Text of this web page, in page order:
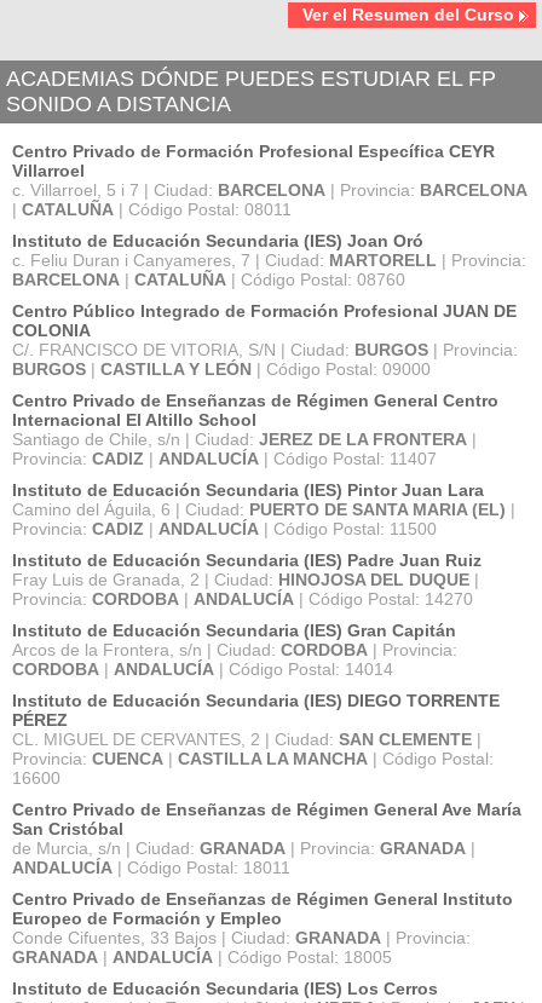
Ver el Resumen del Curso
ACADEMIAS DÓNDE PUEDES ESTUDIAR EL FP
SONIDO A DISTANCIA
Centro Privado de Formación Profesional Específica CEYR
Villarroel
c. Villarroel, 5 i 7 | Ciudad: BARCELONA | Provincia: BARCELONA
| CATALUÑA | Código Postal: 08011
Instituto de Educación Secundaria (IES) Joan Oró
c. Feliu Duran i Canyameres, 7 | Ciudad: MARTORELL | Provincia:
BARCELONA | CATALUÑA | Código Postal: 08760
Centro Público Integrado de Formación Profesional JUAN DE
COLONIA
C/. FRANCISCO DE VITORIA, S/N | Ciudad: BURGOS | Provincia:
BURGOS | CASTILLA Y LEÓN | Código Postal: 09000
Centro Privado de Enseñanzas de Régimen General Centro
Internacional El Altillo School
Santiago de Chile, s/n | Ciudad: JEREZ DE LA FRONTERA |
Provincia: CADIZ | ANDALUCÍA | Código Postal: 11407
Instituto de Educación Secundaria (IES) Pintor Juan Lara
Camino del Águila, 6 | Ciudad: PUERTO DE SANTA MARIA (EL) |
Provincia: CADIZ | ANDALUCÍA | Código Postal: 11500
Instituto de Educación Secundaria (IES) Padre Juan Ruiz
Fray Luis de Granada, 2 | Ciudad: HINOJOSA DEL DUQUE |
Provincia: CORDOBA | ANDALUCÍA | Código Postal: 14270
Instituto de Educación Secundaria (IES) Gran Capitán
Arcos de la Frontera, s/n | Ciudad: CORDOBA | Provincia:
CORDOBA | ANDALUCÍA | Código Postal: 14014
Instituto de Educación Secundaria (IES) DIEGO TORRENTE
PÉREZ
CL. MIGUEL DE CERVANTES, 2 | Ciudad: SAN CLEMENTE |
Provincia: CUENCA | CASTILLA LA MANCHA | Código Postal:
16600
Centro Privado de Enseñanzas de Régimen General Ave María
San Cristóbal
de Murcia, s/n | Ciudad: GRANADA | Provincia: GRANADA |
ANDALUCÍA | Código Postal: 18011
Centro Privado de Enseñanzas de Régimen General Instituto
Europeo de Formación y Empleo
Conde Cifuentes, 33 Bajos | Ciudad: GRANADA | Provincia:
GRANADA | ANDALUCÍA | Código Postal: 18005
Instituto de Educación Secundaria (IES) Los Cerros